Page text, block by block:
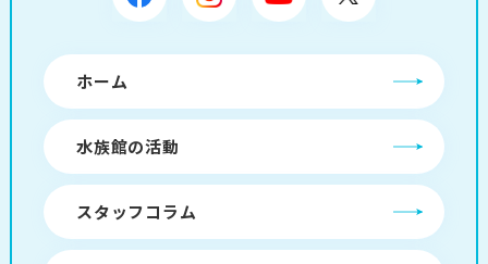
ホーム
水族館の活動
スタッフコラム